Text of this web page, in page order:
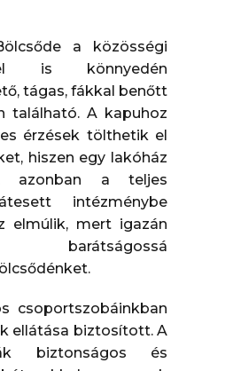
a közösségi
is könnyedén
tágas, fákkal benőtt
található. A kapuhoz
érzések tölthetik el
hiszen egy lakóház
azonban a teljes
intézménybe
elmúlik, mert igazán
barátságossá
csoportszobáinkban
ellátása biztosított. A
biztonságos és